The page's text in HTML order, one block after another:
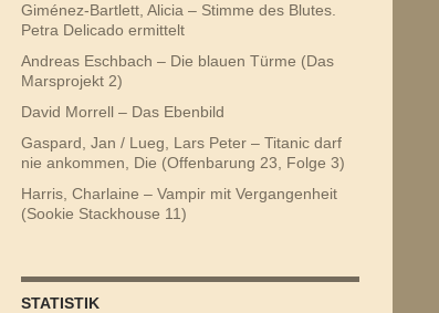
Giménez-Bartlett, Alicia – Stimme des Blutes.
Petra Delicado ermittelt
Andreas Eschbach – Die blauen Türme (Das
Marsprojekt 2)
David Morrell – Das Ebenbild
Gaspard, Jan / Lueg, Lars Peter – Titanic darf
nie ankommen, Die (Offenbarung 23, Folge 3)
Harris, Charlaine – Vampir mit Vergangenheit
(Sookie Stackhouse 11)
STATISTIK